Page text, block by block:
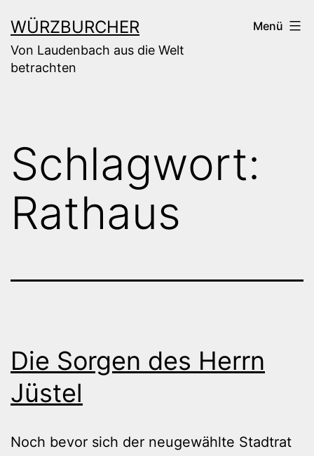
Inhalt
springen
WÜRZBURCHER
Von Laudenbach aus die Welt
betrachten
Menü
Schlagwort:
Rathaus
Die Sorgen des Herrn
Jüstel
Noch bevor sich der neugewählte Stadtrat